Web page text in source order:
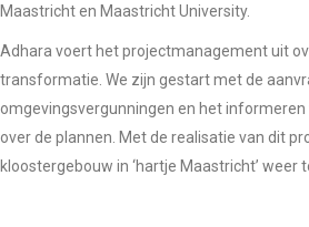
Maastricht en Maastricht University.
Adhara voert het projectmanagement uit
transformatie. We zijn gestart met de
omgevingsvergunningen en het
over de plannen. Met de realisatie van dit
kloostergebouw in ‘hartje Maastricht’ weer